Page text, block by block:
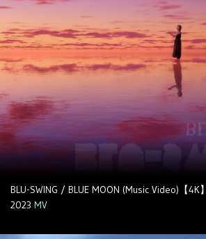
BLU-SWING / BLUE MOON (Music Video)【4K】
2023 MV